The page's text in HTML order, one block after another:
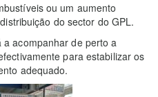
ou um aumento
do sector do GPL.
acompanhar de perto a
para estabilizar os
adequado.